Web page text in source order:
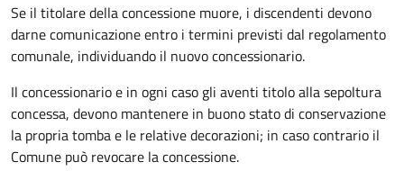
Se il titolare della concessione muore, i discendenti devono
darne comunicazione entro i termini previsti dal regolamento
comunale, individuando il nuovo concessionario.
Il concessionario e in ogni caso gli aventi titolo alla sepoltura
concessa, devono mantenere in buono stato di conservazione
la propria tomba e le relative decorazioni; in caso contrario il
Comune può revocare la concessione.